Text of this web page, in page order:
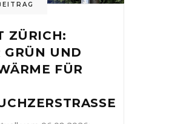
ZÜRICH:
GRÜN UND
FÜR